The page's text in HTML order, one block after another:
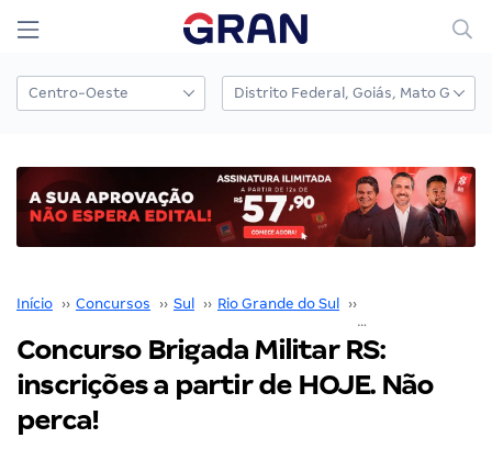
Início ›› Concursos ›› Sul ›› Rio Grande do Sul ››
Concurso Brigada Militar RS:
inscrições a partir de HOJE. Não
perca!